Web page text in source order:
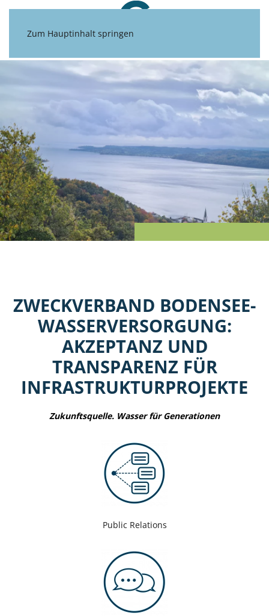
Zum Hauptinhalt springen
ZWECKVERBAND BODENSEE-
WASSERVERSORGUNG:
AKZEPTANZ UND
TRANSPARENZ FÜR
INFRASTRUKTURPROJEKTE
Zukunftsquelle. Wasser für Generationen
Public Relations